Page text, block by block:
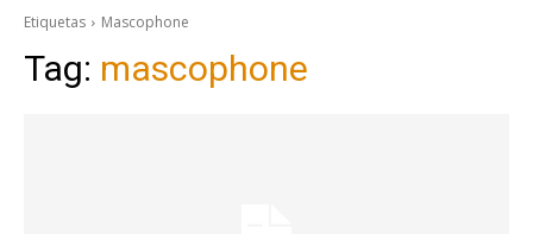
Etiquetas Mascophone
Tag: mascophone